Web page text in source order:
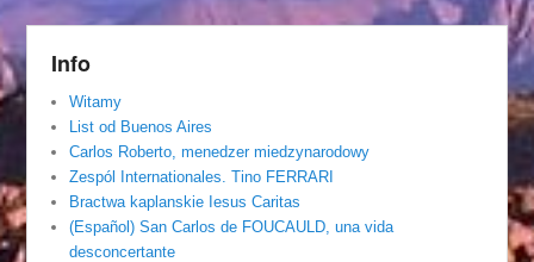
Info
Witamy
List od Buenos Aires
Carlos Roberto, menedzer miedzynarodowy
Zespól Internationales. Tino FERRARI
Bractwa kaplanskie Iesus Caritas
(Español) San Carlos de FOUCAULD, una vida
desconcertante